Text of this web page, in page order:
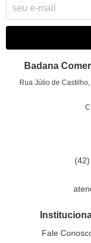
Badana
Rua Júlio de
(42)
Fale